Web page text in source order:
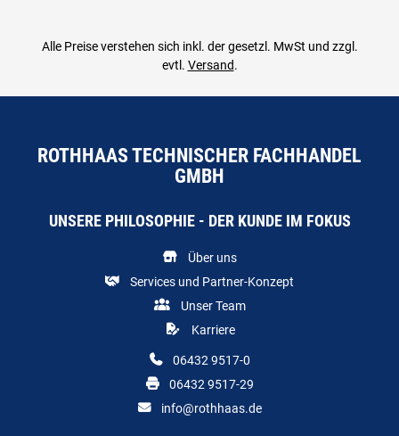
Alle Preise verstehen sich inkl. der gesetzl. MwSt und zzgl.
evtl. Versand.
ROTHHAAS TECHNISCHER FACHHANDEL
GMBH
UNSERE PHILOSOPHIE - DER KUNDE IM FOKUS
Über uns
Services und Partner-Konzept
Unser Team
Karriere
06432 9517-0
06432 9517-29
info@rothhaas.de